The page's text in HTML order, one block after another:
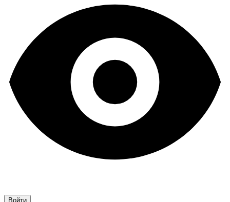
Войти